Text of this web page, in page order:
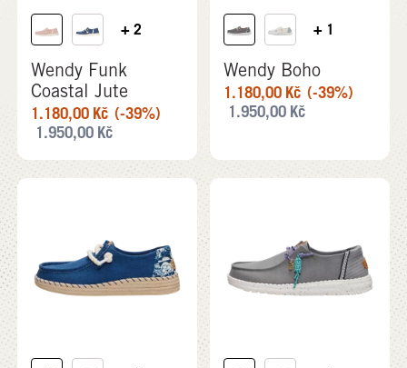
+ 2
Wendy Funk
Coastal Jute
1.180,00 Kč (-39%)
1.950,00 Kč
+ 1
Wendy Boho
1.180,00 Kč (-39%)
1.950,00 Kč